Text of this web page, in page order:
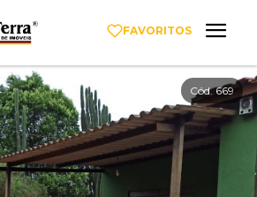
FAVORITOS
Cód. 669